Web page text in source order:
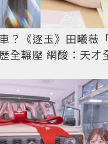
？《逐玉》田曦薇
全輾壓 網酸：天才